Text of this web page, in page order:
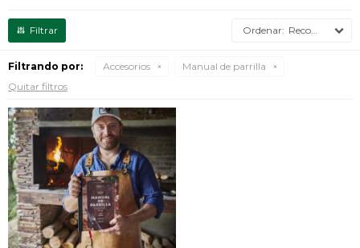
Recomendados
Filtrando por: Accesorios
Manual de parrilla
Quitar filtros